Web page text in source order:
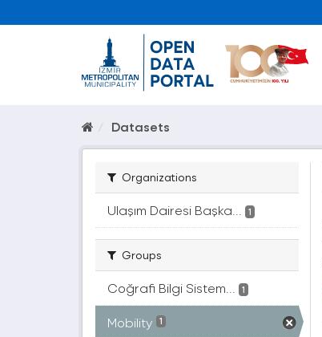
Datasets
Organizations
Ulaşım Dairesi Başka... 1
Groups
Coğrafi Bilgi Sistem... 1
Mobility 1